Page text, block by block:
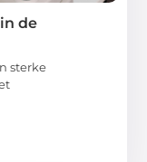
de
sterke